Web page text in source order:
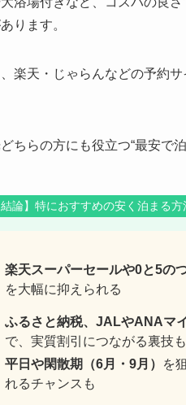
ります。
楽天・じゃらんなどの予約
ちらの方にも役立つ“最安で
結論】特におすすめの安く泊まる
楽天スーパーセールや0と5の
を大幅に抑えられる
ふるさと納税、JALやANAマ
で、実質割引につながる裏技
平日や閑散期（6月・9月）
を
れるチャンスも